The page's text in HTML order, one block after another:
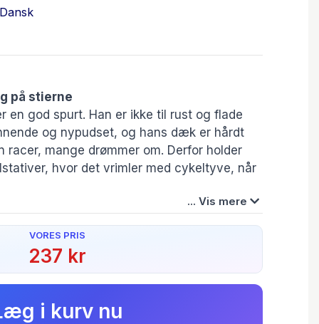
Forlag:
Sabine Lemire
Dansk
på stierne
en god spurt. Han er ikke til rust og flade
og nypudset, og hans dæk er hårdt
racer, mange drømmer om. Derfor holder
hvor det vrimler med cykeltyve, når
til damecyklen Belinda. Det er
men måske kan der alligevel komme noget
illustrationer om cykelkæder,
... Vis mere
VORES PRIS
237 kr
i kurv nu